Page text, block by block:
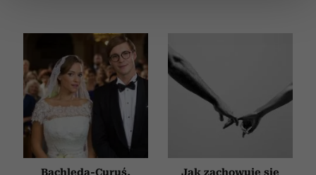
Wykorzystujemy pliki cookie do spersonalizowania treści
i reklam, aby oferować funkcje społecznościowe i
analizować ruch w naszej witrynie. Informacje o tym, jak
korzystasz z naszej witryny, udostępniamy partnerom
społecznościowym, reklamowym i analitycznym.
Partnerzy mogą połączyć te informacje z innymi danymi
otrzymanymi od Ciebie lub uzyskanymi podczas
korzystania z ich usług.
Bachleda-Curuś, Jak zachowuje się